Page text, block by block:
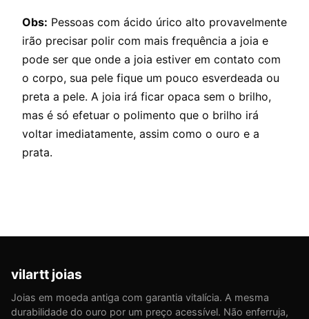
Obs: Pessoas com ácido úrico alto provavelmente
irão precisar polir com mais frequência a joia e
pode ser que onde a joia estiver em contato com
o corpo, sua pele fique um pouco esverdeada ou
preta a pele. A joia irá ficar opaca sem o brilho,
mas é só efetuar o polimento que o brilho irá
voltar imediatamente, assim como o ouro e a
prata.
vilartt joias
Joias em moeda antiga com garantia vitalícia. A mesma
durabilidade do ouro por um preço acessível. Não enferruja,